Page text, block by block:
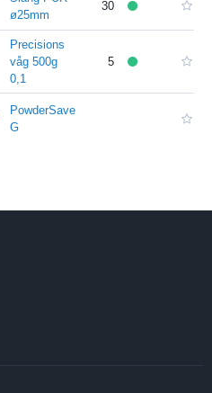
ø25mm
30
Precisions
våg 500g
0,1
5
PowderSave
G